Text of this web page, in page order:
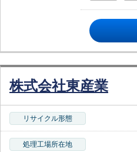
株式会社東産業
リサイクル形態
処理工場所在地